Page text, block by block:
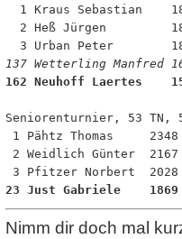
1 Kraus Sebastian
2 Heß Jürgen
137 Wetterling Manfred
162 Neuhoff Laertes
Seniorenturnier, 53 TN,
1 Pähtz Thomas
2 Weidlich Günter
23 Just Gabriele
Nimm dir doch mal